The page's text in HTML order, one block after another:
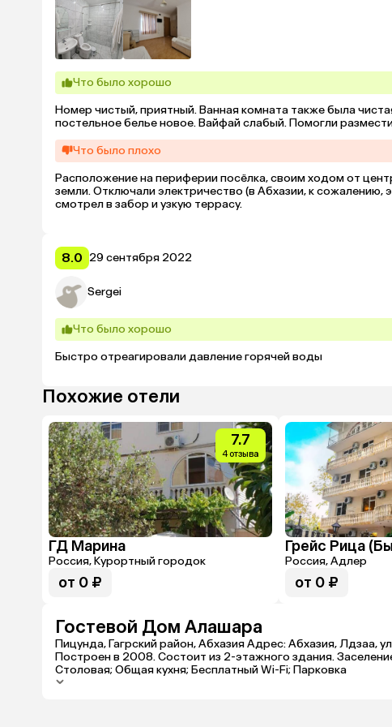
Что было хорошо
Номер чистый, приятный. Ванная комната также была
постельное белье новое. Вайфай слабый. Помогли
Что было плохо
Расположение на периферии посёлка, своим ходом от
земли. Отключали электричество (в Абхазии, к сожалению,
смотрел в забор и узкую террасу.
8.0 29 сентября 2022
Sergei
Что было хорошо
Быстро отреагировали давление горячей воды
Похожие отели
7.7
4 отзыва
ГД Марина
Россия, Курортный городок
от 0 ₽
Россия, Адлер
от 0 ₽
Гостевой Дом Алашара
Пицунда, Гагрский район, Абхазия Адрес: Абхазия,
Построен в 2008. Состоит из 2-этажного здания.
Столовая; Общая кухня; Бесплатный Wi-Fi; Парковка